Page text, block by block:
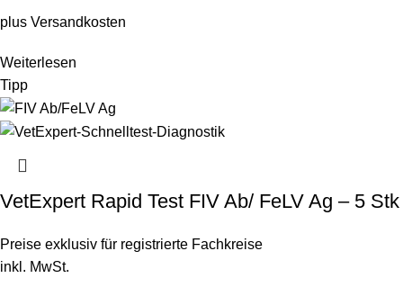
plus Versandkosten
Weiterlesen
Tipp
VetExpert Rapid Test FIV Ab/ FeLV Ag – 5 Stk
Preise exklusiv für registrierte Fachkreise
inkl. MwSt.